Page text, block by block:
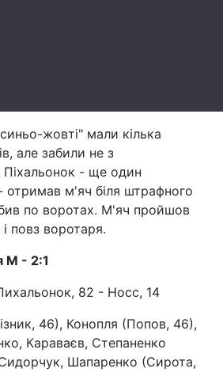
жовті" мали кілька
але забили не з
Піхальонок - ще один
отримав м'яч біля штрафного
по воротах. М'яч пройшов
повз воротаря.
М - 2:1
82 - Носс, 14
46), Конопля (Попов, 46),
Караваєв, Степаненко
Шапаренко (Сирота,